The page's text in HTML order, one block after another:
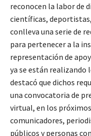
reconocen la labor de
científicas,
conlleva una serie de
para pertenecer a la
representación de
ya se están realizando
destacó que dichos
una convocatoria de
virtual, en los
comunicadores,
públicos y personas